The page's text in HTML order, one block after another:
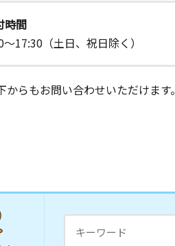
時間
～17:30（土日、祝日除く）
らもお問い合わせいただけます。